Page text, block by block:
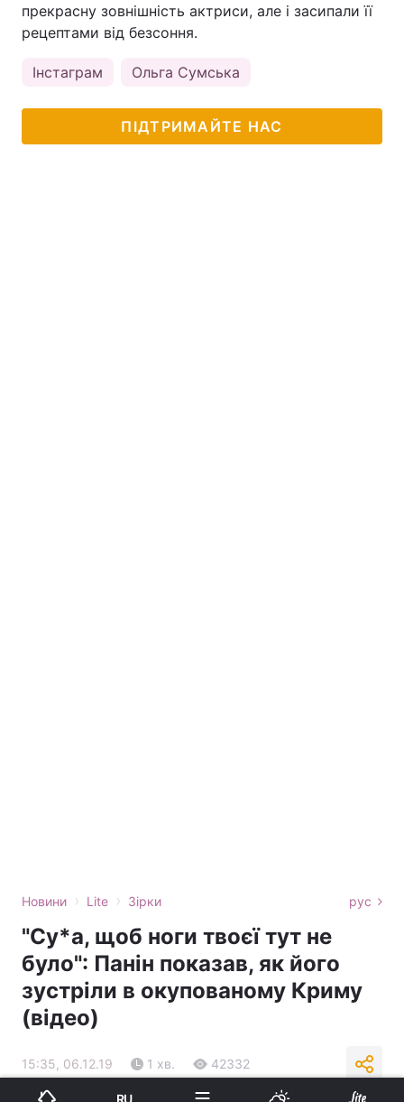
прекрасну зовнішність актриси, але і засипали її
рецептами від безсоння.
Інстаграм Ольга Сумська
ПІДТРИМАЙТЕ НАС
Новини › Lite › Зірки рус
"Су*а, щоб ноги твоєї тут не
було": Панін показав, як його
зустріли в окупованому Криму
(відео)
15:35, 06.12.19 1 хв. 42332